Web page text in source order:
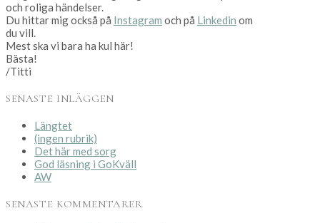
och roliga händelser.
Du hittar mig också på Instagram och på Linkedin om
du vill.
Mest ska vi bara ha kul här!
Bästa!
/Titti
SENASTE INLÄGGEN
Längtet
(ingen rubrik)
Det här med sorg
God läsning i GoKväll
AW
SENASTE KOMMENTARER